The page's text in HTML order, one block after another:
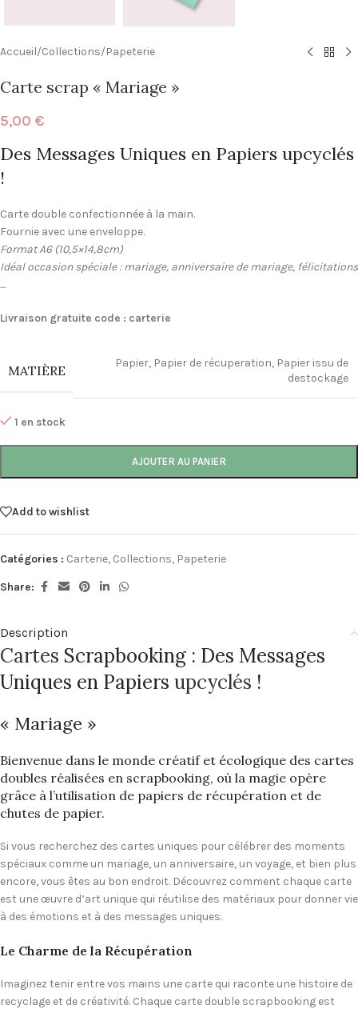
Accueil/Collections/Papeterie
Carte scrap « Mariage »
5,00 €
Des Messages Uniques en Papiers upcyclés
!
Carte double confectionnée à la main.
Fournie avec une enveloppe.
Format A6 (10,5×14,8cm)
Idéal occasion spéciale : mariage, anniversaire de mariage, félicitations
…
Livraison gratuite code : carterie
MATIÈRE Papier, Papier de récuperation, Papier issu de
destockage
1 en stock
AJOUTER AU PANIER
Add to wishlist
Catégories : Carterie, Collections, Papeterie
Share:
Description
Cartes Scrapbooking : Des Messages
Uniques en Papiers upcyclés !
« Mariage »
Bienvenue dans le monde créatif et écologique des cartes
doubles réalisées en scrapbooking, où la magie opère
grâce à l’utilisation de papiers de récupération et de
chutes de papier.
Si vous recherchez des cartes uniques pour célébrer des moments
spéciaux comme un mariage, un anniversaire, un voyage, et bien plus
encore, vous êtes au bon endroit. Découvrez comment chaque carte
est une œuvre d’art unique qui réutilise des matériaux pour donner vie
à des émotions et à des messages uniques.
Le Charme de la Récupération
Imaginez tenir entre vos mains une carte qui raconte une histoire de
recyclage et de créativité. Chaque carte double scrapbooking est